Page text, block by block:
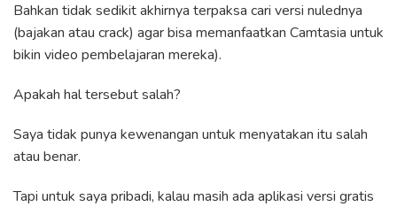
Bahkan tidak sedikit akhirnya terpaksa cari versi nulednya
(bajakan atau crack) agar bisa memanfaatkan Camtasia untuk
bikin video pembelajaran mereka).
Apakah hal tersebut salah?
Saya tidak punya kewenangan untuk menyatakan itu salah
atau benar.
Tapi untuk saya pribadi, kalau masih ada aplikasi versi gratis